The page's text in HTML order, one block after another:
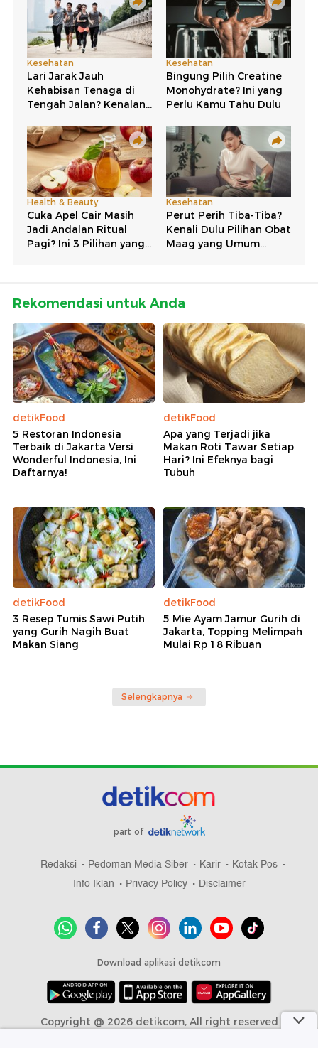
Rekomendasi untuk Anda
detikFood
5 Restoran Indonesia
Terbaik di Jakarta Versi
Wonderful Indonesia, Ini
Daftarnya!
detikFood
Apa yang Terjadi jika
Makan Roti Tawar Setiap
Hari? Ini Efeknya bagi
Tubuh
detikFood
3 Resep Tumis Sawi Putih
yang Gurih Nagih Buat
Makan Siang
detikFood
5 Mie Ayam Jamur Gurih di
Jakarta, Topping Melimpah
Mulai Rp 18 Ribuan
Selengkapnya
part of
Redaksi Pedoman Media Siber Karir
Kotak Pos
Info Iklan
Privacy Policy Disclaimer
Download aplikasi detikcom
Copyright @ 2026 detikcom, All right reserved